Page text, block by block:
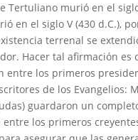
murió en el
en el siglo V (430 d.C.),
terrenal se
Hacer tal afirmación es
entre los primeros
de los Evangelios:
guardaron un
los primeros